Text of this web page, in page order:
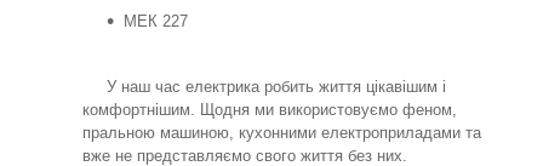
МЕК 227
У наш час електрика робить життя цікавішим і
комфортнішим. Щодня ми використовуємо феном,
пральною машиною, кухонними електроприладами та
вже не представляємо свого життя без них.